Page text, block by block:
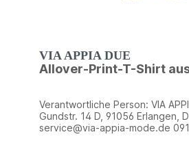
VIA APPIA DUE
Allover-Print-T-Shirt
Verantwortliche Person: VIA
Gundstr. 14 D, 91056 Erlangen,
service@via-appia-mode.de